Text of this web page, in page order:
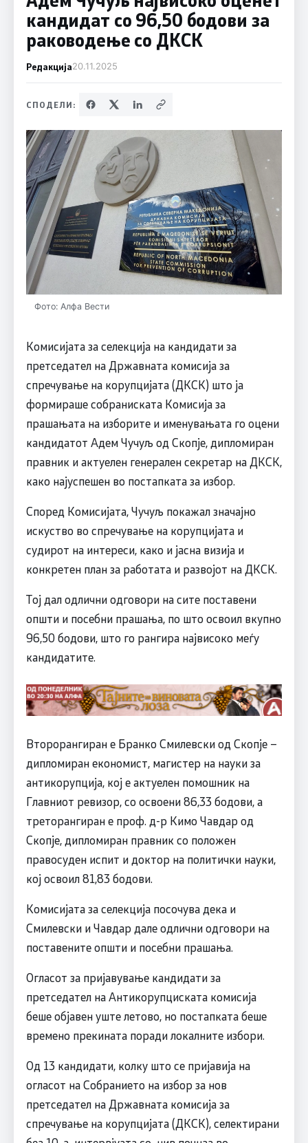
кандидат со 96,50 бодови за
раководење со ДКСК
Редакција20.11.2025
СПОДЕЛИ:
Фото: Алфа Вести
Комисијата за селекција на кандидати за
претседател на Државната комисија за
спречување на корупцијата (ДКСК) што ја
формираше собраниската Комисија за
прашањата на изборите и именувањата го оцени
кандидатот Адем Чучуљ од Скопје, дипломиран
правник и актуелен генерален секретар на ДКСК,
како најуспешен во постапката за избор.
Според Комисијата, Чучуљ покажал значајно
искуство во спречување на корупцијата и
судирот на интереси, како и јасна визија и
конкретен план за работата и развојот на ДКСК.
Тој дал одлични одговори на сите поставени
општи и посебни прашања, по што освоил вкупно
96,50 бодови, што го рангира највисоко меѓу
кандидатите.
Второрангиран е Бранко Смилевски од Скопје –
дипломиран економист, магистер на науки за
антикорупција, кој е актуелен помошник на
Главниот ревизор, со освоени 86,33 бодови, а
треторангиран е проф. д-р Кимо Чавдар од
Скопје, дипломиран правник со положен
правосуден испит и доктор на политички науки,
кој освоил 81,83 бодови.
Комисијата за селекција посочува дека и
Смилевски и Чавдар дале одлични одговори на
поставените општи и посебни прашања.
Огласот за пријавување кандидати за
претседател на Антикорупциската комисија
беше објавен уште летово, но постапката беше
времено прекината поради локалните избори.
Од 13 кандидати, колку што се пријавија на
огласот на Собранието на избор за нов
претседател на Државната комисија за
спречување на корупцијата (ДКСК), селектирани